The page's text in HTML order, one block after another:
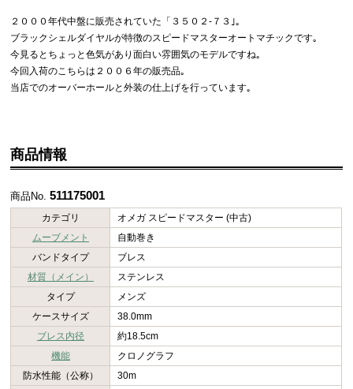
２０００年代中盤に販売されていた「３５０２-７３｣｡
ブラックシェルダイヤルが特徴のスピードマスターオートマチックです｡
今見るとちょっと色気があり面白い雰囲気のモデルですね｡
今回入荷のこちらは２００６年の販売品｡
当店でのオーバーホールと外装の仕上げを行っています｡
商品情報
商品No.511175001
カテゴリ
オメガ スピードマスター (中古)
ムーブメント
自動巻き
バンドタイプ
ブレス
材質（メイン）
ステンレス
タイプ
メンズ
ケースサイズ
38.0mm
ブレス内径
約18.5cm
機能
クロノグラフ
防水性能（公称）
30m